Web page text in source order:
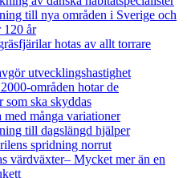
till nya områden i Sverige och
120 år
hotas av allt torrare
utvecklingshastighet
områden hotar de
som ska skyddas
med många variationer
till dagslängd hjälper
spridning norrut
värdväxter– Mycket mer än en